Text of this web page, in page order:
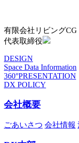
有限会社リビングCG
代表取締役
DESIGN
Space Data Information
360°PRESENTATION
DX POLICY
会社概要
ごあいさつ 会社情報